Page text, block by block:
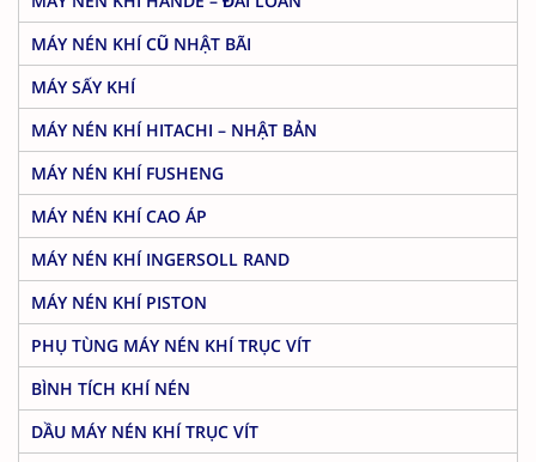
MÁY NÉN KHÍ CŨ NHẬT BÃI
MÁY SẤY KHÍ
MÁY NÉN KHÍ HITACHI – NHẬT BẢN
MÁY NÉN KHÍ FUSHENG
MÁY NÉN KHÍ CAO ÁP
MÁY NÉN KHÍ INGERSOLL RAND
MÁY NÉN KHÍ PISTON
PHỤ TÙNG MÁY NÉN KHÍ TRỤC VÍT
BÌNH TÍCH KHÍ NÉN
DẦU MÁY NÉN KHÍ TRỤC VÍT